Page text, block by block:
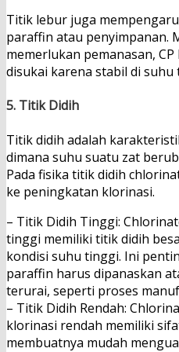
Titik lebur juga
paraffin atau penyimpanan.
memerlukan pemanasan,
disukai karena stabil di suhu
5. Titik Didih
Titik didih adalah
dimana suhu suatu zat
Pada fisika titik didih
ke peningkatan klorinasi.
– Titik Didih Tinggi:
tinggi memiliki titik didih
kondisi suhu tinggi. Ini
paraffin harus dipanaskan
terurai, seperti proses
– Titik Didih Rendah:
klorinasi rendah memiliki
membuatnya mudah